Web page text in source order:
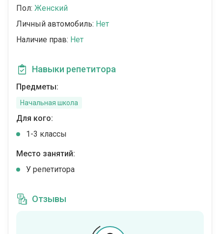
Пол: Женский
Личный автомобиль: Нет
Наличие прав: Нет
Навыки репетитора
Предметы:
Начальная школа
Для кого:
1-3 классы
Место занятий:
У репетитора
Отзывы